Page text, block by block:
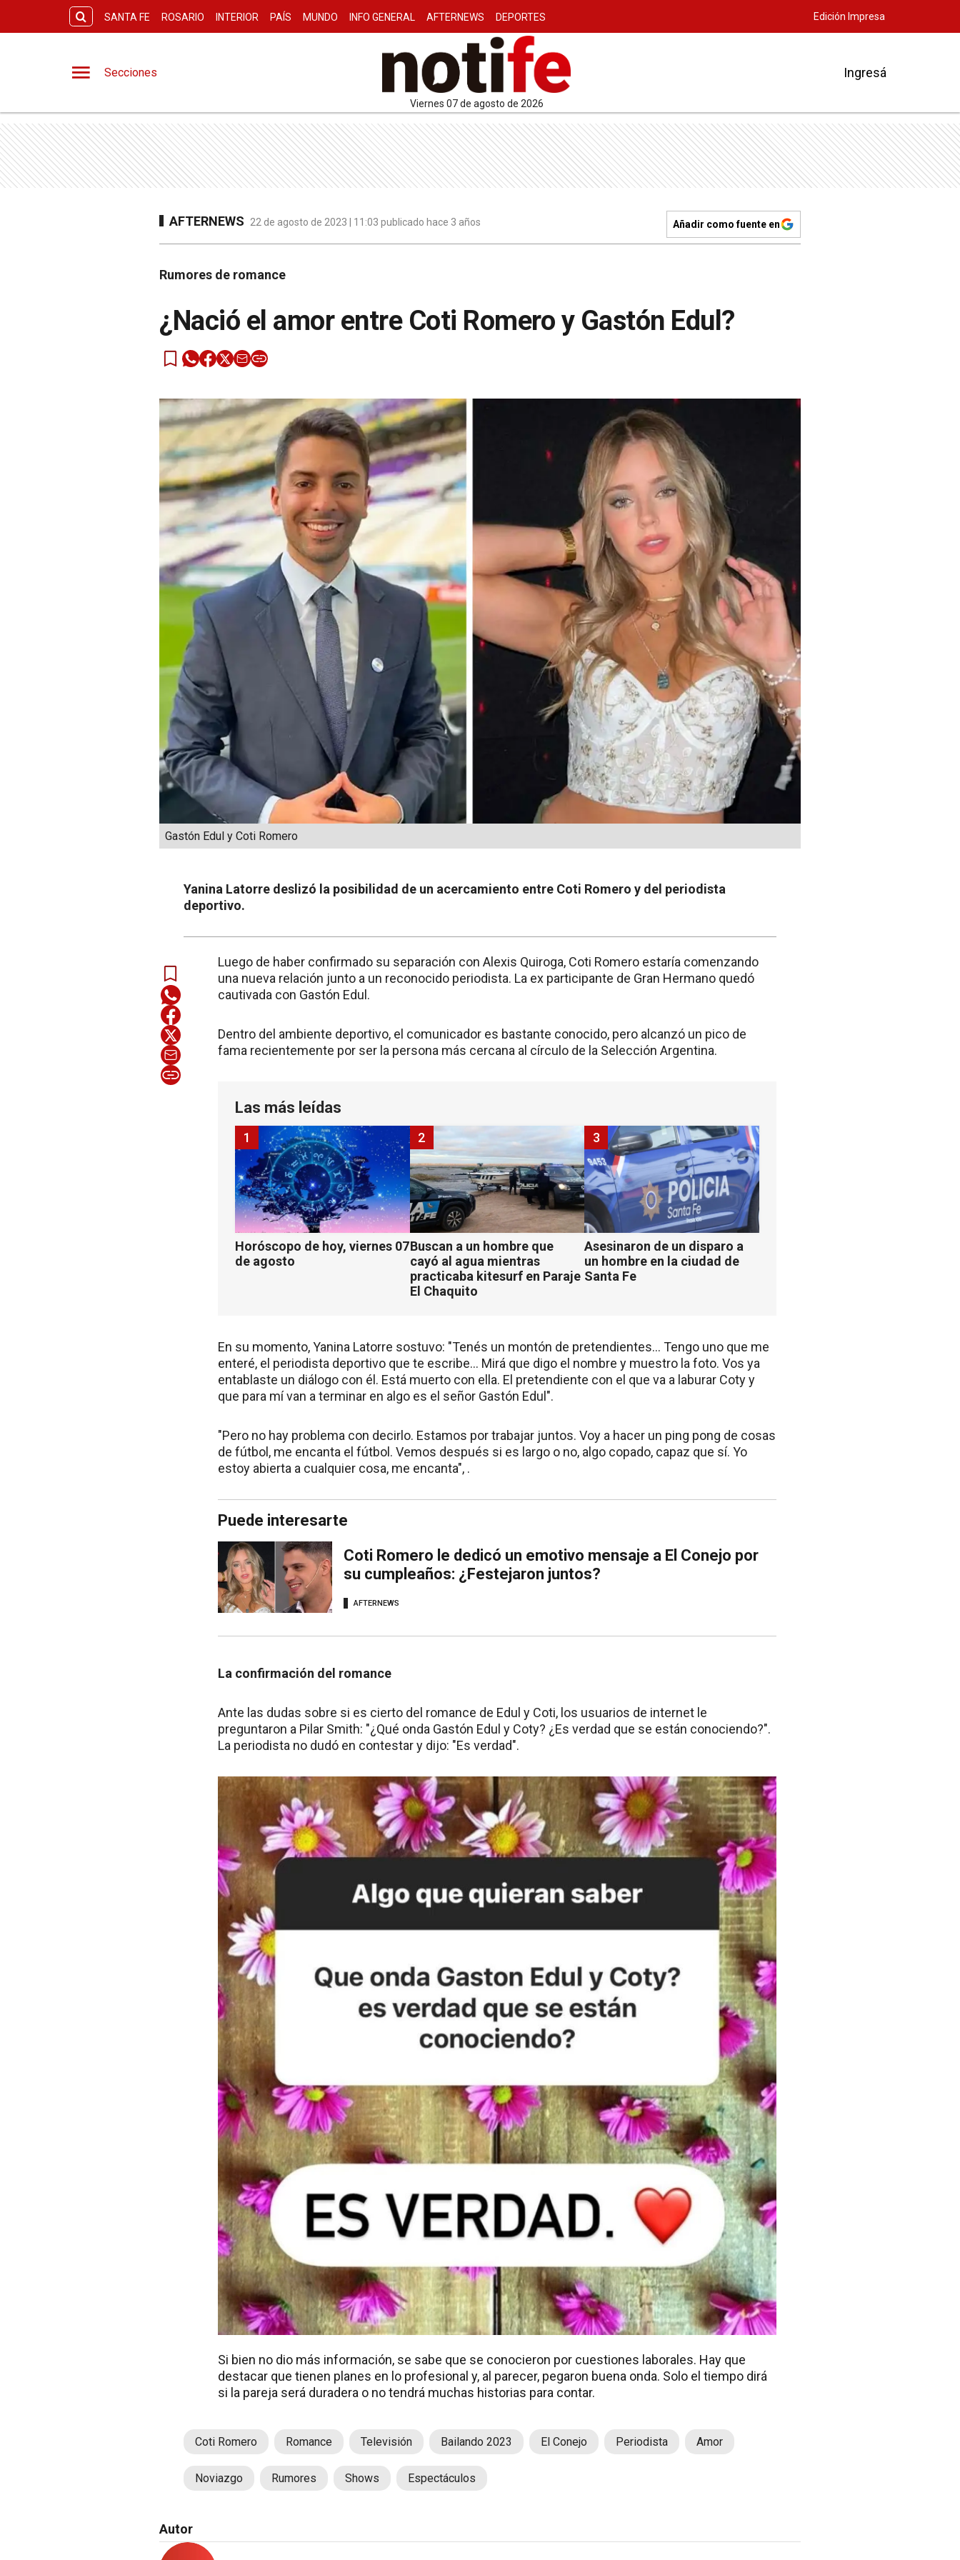
SANTA FE ROSARIO INTERIOR PAÍS MUNDO INFO GENERAL AFTERNEWS DEPORTES Edición Impresa
Secciones
viernes 07 de agosto de 2026
Ingresá
AFTERNEWS 22 de agosto de 2023 | 11:03 publicado hace 3 años Añadir como fuente en
Rumores de romance
¿Nació el amor entre Coti Romero y Gastón Edul?
Gastón Edul y Coti Romero
Yanina Latorre deslizó la posibilidad de un acercamiento entre Coti Romero y del periodista
deportivo.
Luego de haber confirmado su separación con Alexis Quiroga, Coti Romero estaría comenzando
una nueva relación junto a un reconocido periodista. La ex participante de Gran Hermano quedó
cautivada con Gastón Edul.
Dentro del ambiente deportivo, el comunicador es bastante conocido, pero alcanzó un pico de
fama recientemente por ser la persona más cercana al círculo de la Selección Argentina.
Las más leídas
Horóscopo de hoy, viernes 07
de agosto
1
Buscan a un hombre que
cayó al agua mientras
practicaba kitesurf en Paraje
El Chaquito
2
Asesinaron de un disparo a
un hombre en la ciudad de
Santa Fe
3
En su momento, Yanina Latorre sostuvo: "Tenés un montón de pretendientes… Tengo uno que me
enteré, el periodista deportivo que te escribe… Mirá que digo el nombre y muestro la foto. Vos ya
entablaste un diálogo con él. Está muerto con ella. El pretendiente con el que va a laburar Coty y
que para mí van a terminar en algo es el señor Gastón Edul".
"Pero no hay problema con decirlo. Estamos por trabajar juntos. Voy a hacer un ping pong de cosas
de fútbol, me encanta el fútbol. Vemos después si es largo o no, algo copado, capaz que sí. Yo
estoy abierta a cualquier cosa, me encanta", .
Puede interesarte
Coti Romero le dedicó un emotivo mensaje a El Conejo por
su cumpleaños: ¿Festejaron juntos?
AFTERNEWS
La confirmación del romance
Ante las dudas sobre si es cierto del romance de Edul y Coti, los usuarios de internet le
preguntaron a Pilar Smith: "¿Qué onda Gastón Edul y Coty? ¿Es verdad que se están conociendo?".
La periodista no dudó en contestar y dijo: "Es verdad".
Si bien no dio más información, se sabe que se conocieron por cuestiones laborales. Hay que
destacar que tienen planes en lo profesional y, al parecer, pegaron buena onda. Solo el tiempo dirá
si la pareja será duradera o no tendrá muchas historias para contar.
Coti Romero Romance Televisión Bailando 2023 El Conejo Periodista Amor
Noviazgo Rumores Shows Espectáculos
Autor